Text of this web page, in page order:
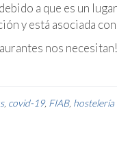
a que es un
y está asociada
nos necesitan!
, covid-19, FIAB, hostelería